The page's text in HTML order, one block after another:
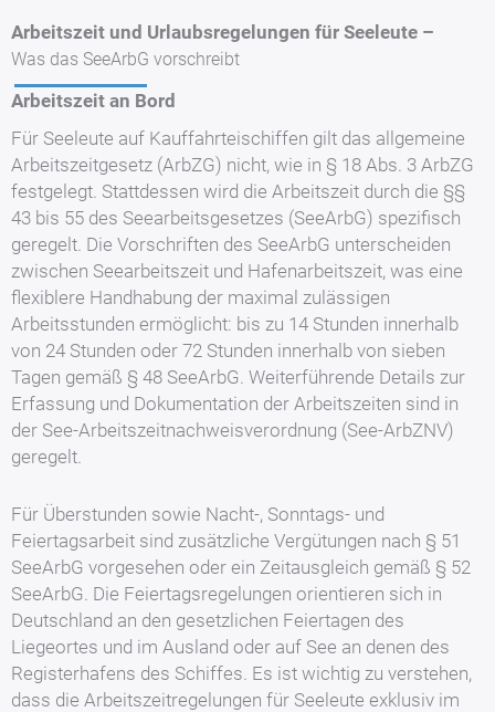
Arbeitszeit und Urlaubsregelungen für Seeleute –
Was das SeeArbG vorschreibt
Arbeitszeit an Bord
Für Seeleute auf Kauffahrteischiffen gilt das allgemeine
Arbeitszeitgesetz (ArbZG) nicht, wie in § 18 Abs. 3 ArbZG
festgelegt. Stattdessen wird die Arbeitszeit durch die §§
43 bis 55 des Seearbeitsgesetzes (SeeArbG) spezifisch
geregelt. Die Vorschriften des SeeArbG unterscheiden
zwischen Seearbeitszeit und Hafenarbeitszeit, was eine
flexiblere Handhabung der maximal zulässigen
Arbeitsstunden ermöglicht: bis zu 14 Stunden innerhalb
von 24 Stunden oder 72 Stunden innerhalb von sieben
Tagen gemäß § 48 SeeArbG. Weiterführende Details zur
Erfassung und Dokumentation der Arbeitszeiten sind in
der See-Arbeitszeitnachweisverordnung (See-ArbZNV)
geregelt.
Für Überstunden sowie Nacht-, Sonntags- und
Feiertagsarbeit sind zusätzliche Vergütungen nach § 51
SeeArbG vorgesehen oder ein Zeitausgleich gemäß § 52
SeeArbG. Die Feiertagsregelungen orientieren sich in
Deutschland an den gesetzlichen Feiertagen des
Liegeortes und im Ausland oder auf See an denen des
Registerhafens des Schiffes. Es ist wichtig zu verstehen,
dass die Arbeitszeitregelungen für Seeleute exklusiv im